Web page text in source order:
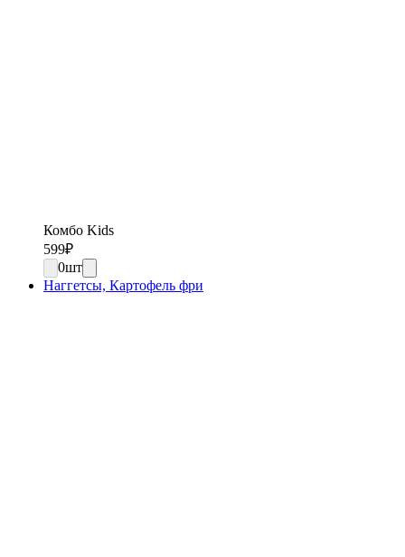
Комбо Kids
599₽
0шт
Наггетсы, Картофель фри